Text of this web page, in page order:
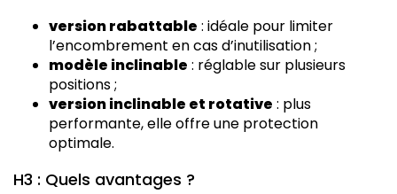
version rabattable : idéale pour limiter
l’encombrement en cas d’inutilisation ;
modèle inclinable : réglable sur plusieurs
positions ;
version inclinable et rotative : plus
performante, elle offre une protection
optimale.
H3 : Quels avantages ?